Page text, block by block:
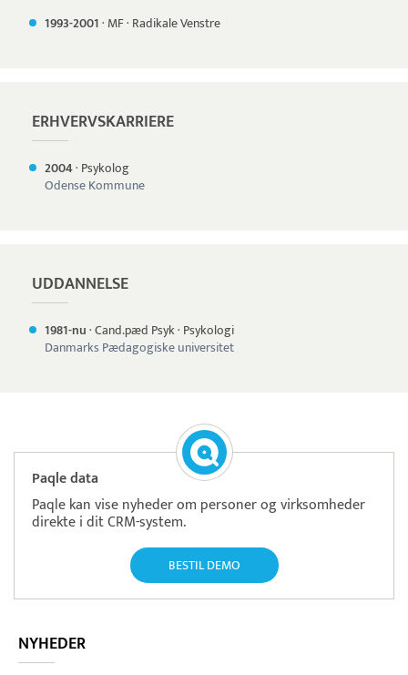
1993-2001· MF· Radikale Venstre
ERHVERVSKARRIERE
2004· Psykolog
Odense Kommune
UDDANNELSE
1981-nu·Cand.pæd Psyk· Psykologi
Danmarks Pædagogiske universitet
Paqle data
Paqle kan vise nyheder om personer og virksomheder
direkte i dit CRM-system.
BESTIL DEMO
NYHEDER